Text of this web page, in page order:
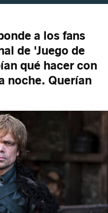
a los fans
de 'Juego de
qué hacer con
noche. Querían